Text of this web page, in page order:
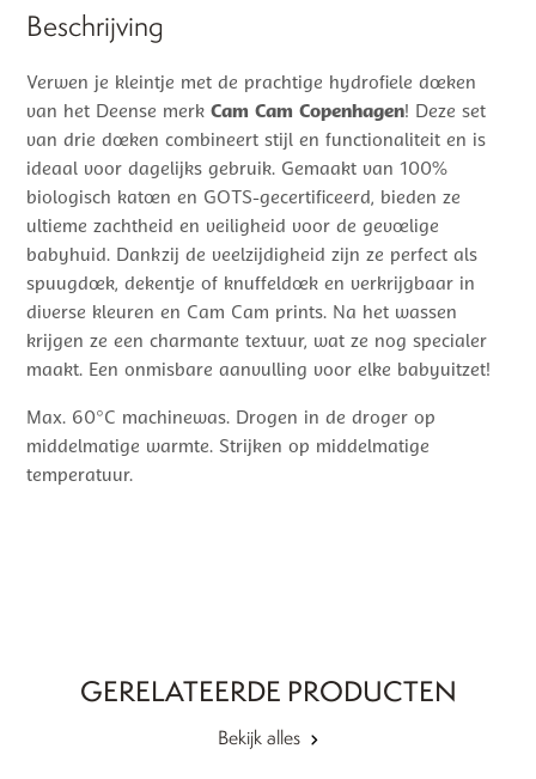
Beschrijving
Verwen je kleintje met de prachtige hydrofiele doeken
van het Deense merkCam Cam Copenhagen! Deze set
van drie doeken combineert stijl en functionaliteit en is
ideaal voor dagelijks gebruik. Gemaakt van 100%
biologisch katoen en GOTS-gecertificeerd, bieden ze
ultieme zachtheid en veiligheid voor de gevoelige
babyhuid. Dankzij de veelzijdigheid zijn ze perfect als
spuugdoek, dekentje of knuffeldoek en verkrijgbaar in
diverse kleuren en Cam Cam prints. Na het wassen
krijgen ze een charmante textuur, wat ze nog specialer
maakt. Een onmisbare aanvulling voor elke babyuitzet!
Max. 60°C machinewas. Drogen in de droger op
middelmatige warmte. Strijken op middelmatige
temperatuur.
GERELATEERDE PRODUCTEN
Bekijk alles